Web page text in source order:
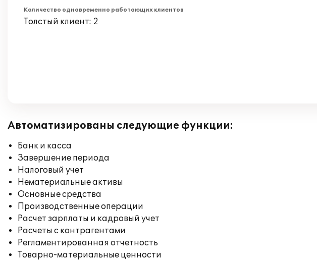
Количество одновременно работающих клиентов
Толстый клиент: 2
Автоматизированы следующие функции:
Банк и касса
Завершение периода
Налоговый учет
Нематериальные активы
Основные средства
Производственные операции
Расчет зарплаты и кадровый учет
Расчеты с контрагентами
Регламентированная отчетность
Товарно-материальные ценности